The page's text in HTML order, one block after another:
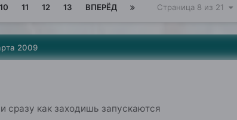
10 11 12 13 ВПЕРЁД Страница 8 из 21
2009
сразу как заходишь запускаются